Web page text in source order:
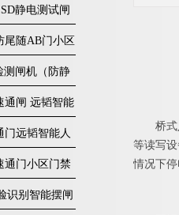
静电测试闸
尾随AB门小区
装
测闸机（防静
系统）
通闸 远韬智能
速通门
门远韬智能人
通道闸
通门小区门禁
费摆闸
识别智能摆闸
桥
等读写
情况下停